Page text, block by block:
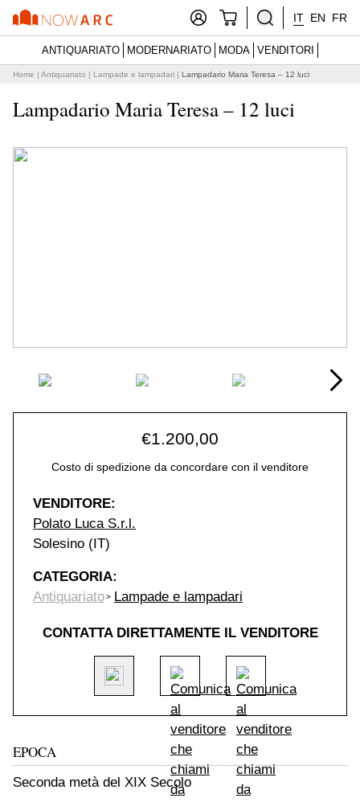
IT EN FR
ANTIQUARIATO MODERNARIATO MODA VENDITORI
Home | Antiquariato | Lampade e lampadari | Lampadario Maria Teresa – 12 luci
Lampadario Maria Teresa – 12 luci
€1.200,00
Costo di spedizione da concordare con il venditore
VENDITORE:
Polato Luca S.r.l.
Solesino (IT)
CATEGORIA:
Antiquariato
Lampade e lampadari
CONTATTA DIRETTAMENTE IL VENDITORE
EPOCA
Seconda metà del XIX Secolo